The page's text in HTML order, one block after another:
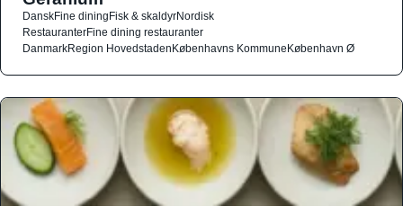
DanskFine diningFisk & skaldyrNordisk
RestauranterFine dining restauranter
DanmarkRegion HovedstadenKøbenhavns KommuneKøbenhavn Ø